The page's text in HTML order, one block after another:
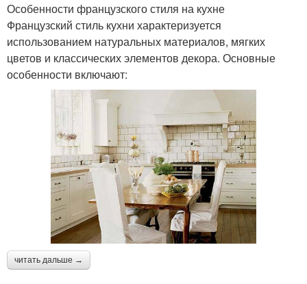
Особенности французского стиля на кухне
Французский стиль кухни характеризуется
использованием натуральных материалов, мягких
цветов и классических элементов декора. Основные
особенности включают:
читать дальше →